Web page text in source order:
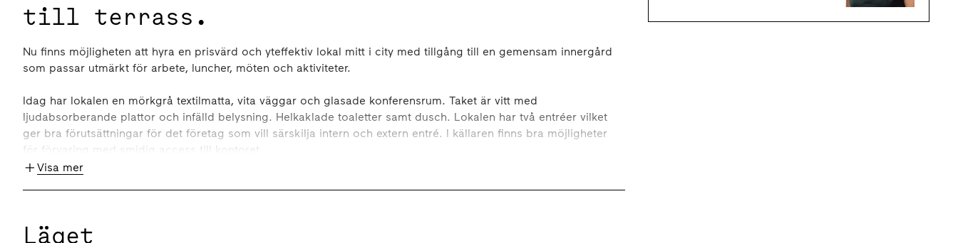
till terrass.
Nu finns möjligheten att hyra en prisvärd och yteffektiv lokal mitt i city med tillgång till en gemensam innergård
som passar utmärkt för arbete, luncher, möten och aktiviteter.
Idag har lokalen en mörkgrå textilmatta, vita väggar och glasade konferensrum. Taket är vitt med
ljudabsorberande plattor och infälld belysning. Helkaklade toaletter samt dusch. Lokalen har två entréer vilket
ger bra förutsättningar för det företag som vill särskilja intern och extern entré. I källaren finns bra möjligheter
för förvaring med smidig access till kontoret.
Omgivning
Visa mer
Läget